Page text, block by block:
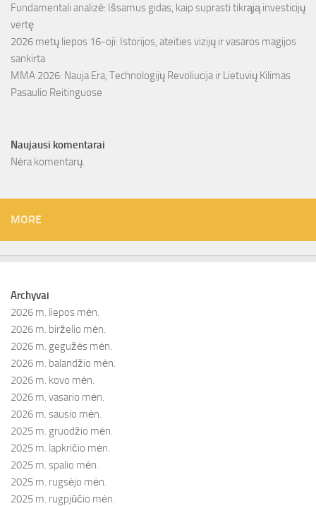
Fundamentali analizė: Išsamus gidas, kaip suprasti tikrąją investicijų
vertę
2026 metų liepos 16-oji: Istorijos, ateities vizijų ir vasaros magijos
sankirta
MMA 2026: Nauja Era, Technologijų Revoliucija ir Lietuvių Kilimas
Pasaulio Reitinguose
Naujausi komentarai
Nėra komentarų.
MORE
Archyvai
2026 m. liepos mėn.
2026 m. birželio mėn.
2026 m. gegužės mėn.
2026 m. balandžio mėn.
2026 m. kovo mėn.
2026 m. vasario mėn.
2026 m. sausio mėn.
2025 m. gruodžio mėn.
2025 m. lapkričio mėn.
2025 m. spalio mėn.
2025 m. rugsėjo mėn.
2025 m. rugpjūčio mėn.